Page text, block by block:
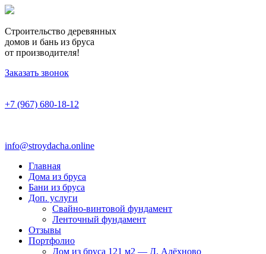
Строительство деревянных
домов и бань из бруса
от производителя!
Заказать звонок
+7 (967) 680-18-12
info@stroydacha.online
Главная
Дома из бруса
Бани из бруса
Доп. услуги
Свайно-винтовой фундамент
Ленточный фундамент
Отзывы
Портфолио
Дом из бруса 121 м2 — Д. Алёхново